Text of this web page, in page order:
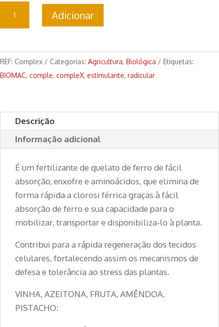
Quantidade
CompleX
-
Estimulante
Adicionar
REF: Complex Categorias: Agricultura, Biológica
Etiquetas:
BIOMAC, comple, compleX, estimulante, radicular
Descrição
Informação adicional
É um fertilizante de quelato de ferro de fácil
absorção, enxofre e aminoácidos, que elimina de
forma rápida a clorosi férrica graças à fácil
absorção de ferro e sua capacidade para o
mobilizar, transportar e disponibiliza-lo à planta.
Contribui para a rápida regeneração dos tecidos
celulares, fortalecendo assim os mecanismos de
defesa e tolerância ao stress das plantas.
VINHA, AZEITONA, FRUTA, AMÊNDOA,
PISTACHO: